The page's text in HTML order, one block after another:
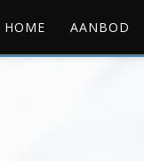
HOME AANBOD